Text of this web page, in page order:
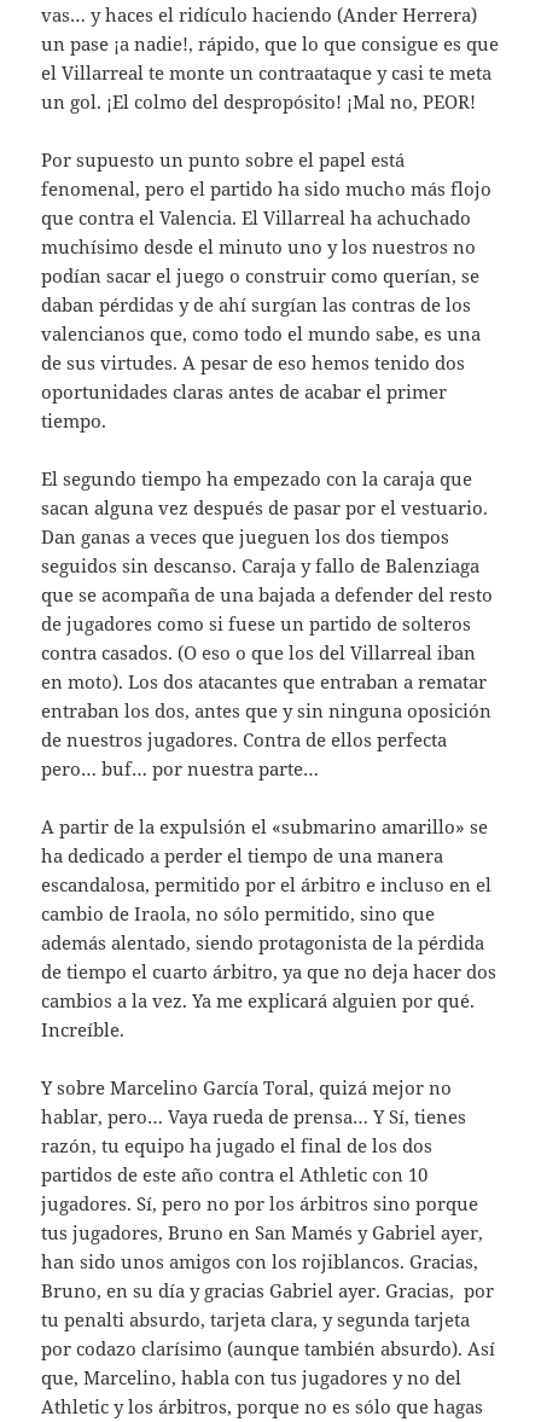
vas… y haces el ridículo haciendo (Ander Herrera)
un pase ¡a nadie!, rápido, que lo que consigue es que
el Villarreal te monte un contraataque y casi te meta
un gol. ¡El colmo del despropósito! ¡Mal no, PEOR!
Por supuesto un punto sobre el papel está
fenomenal, pero el partido ha sido mucho más flojo
que contra el Valencia. El Villarreal ha achuchado
muchísimo desde el minuto uno y los nuestros no
podían sacar el juego o construir como querían, se
daban pérdidas y de ahí surgían las contras de los
valencianos que, como todo el mundo sabe, es una
de sus virtudes. A pesar de eso hemos tenido dos
oportunidades claras antes de acabar el primer
tiempo.
El segundo tiempo ha empezado con la caraja que
sacan alguna vez después de pasar por el vestuario.
Dan ganas a veces que jueguen los dos tiempos
seguidos sin descanso. Caraja y fallo de Balenziaga
que se acompaña de una bajada a defender del resto
de jugadores como si fuese un partido de solteros
contra casados. (O eso o que los del Villarreal iban
en moto). Los dos atacantes que entraban a rematar
entraban los dos, antes que y sin ninguna oposición
de nuestros jugadores. Contra de ellos perfecta
pero… buf… por nuestra parte…
A partir de la expulsión el «submarino amarillo» se
ha dedicado a perder el tiempo de una manera
escandalosa, permitido por el árbitro e incluso en el
cambio de Iraola, no sólo permitido, sino que
además alentado, siendo protagonista de la pérdida
de tiempo el cuarto árbitro, ya que no deja hacer dos
cambios a la vez. Ya me explicará alguien por qué.
Increíble.
Y sobre Marcelino García Toral, quizá mejor no
hablar, pero… Vaya rueda de prensa… Y Sí, tienes
razón, tu equipo ha jugado el final de los dos
partidos de este año contra el Athletic con 10
jugadores. Sí, pero no por los árbitros sino porque
tus jugadores, Bruno en San Mamés y Gabriel ayer,
han sido unos amigos con los rojiblancos. Gracias,
Bruno, en su día y gracias Gabriel ayer. Gracias, por
tu penalti absurdo, tarjeta clara, y segunda tarjeta
por codazo clarísimo (aunque también absurdo). Así
que, Marcelino, habla con tus jugadores y no del
Athletic y los árbitros, porque no es sólo que hagas